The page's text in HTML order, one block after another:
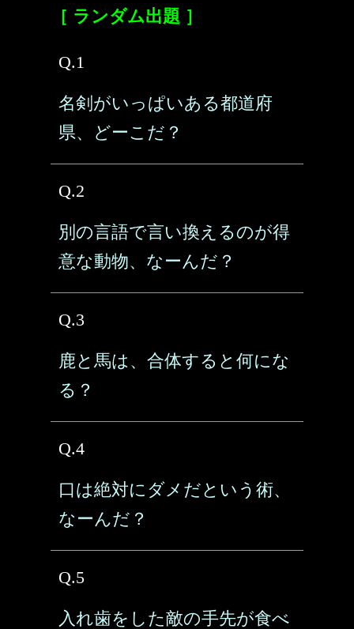
［ ランダム出題 ］
Q.1
名剣がいっぱいある都道府
県、どーこだ？
Q.2
別の言語で言い換えるのが得
意な動物、なーんだ？
Q.3
鹿と馬は、合体すると何にな
る？
Q.4
口は絶対にダメだという術、
なーんだ？
Q.5
入れ歯をした敵の手先が食べ